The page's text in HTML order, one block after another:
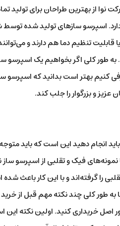
نوا از بهترین طراحان برای تولید
اسپرسو سازهای تولید شده
تنظیم دما هم دارند و می‌توانند
طور کلی اگر بخواهیم یک اسپرسو
کنیم بهتر است بدانید که اسپرسو
و بزرگوار را جلب کند.
انجام دهید این است که باید
فیک و تقلبی از اسپرسو ساز
را گرفته‌اند و با این کار باعث
کلی چند نکته مهم قبل از خرید
اصل خریداری کنید. اولین نکته